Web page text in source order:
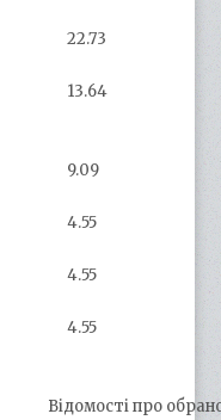
22.73
13.64
9.09
4.55
4.55
4.55
Відомості про